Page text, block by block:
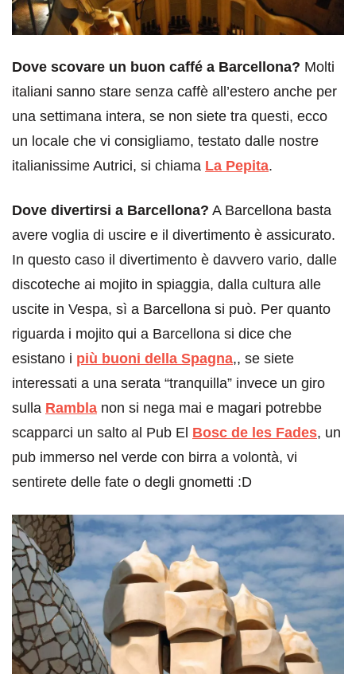
Dove scovare un buon caffé a Barcellona? Molti
italiani sanno stare senza caffè all’estero anche per
una settimana intera, se non siete tra questi, ecco
un locale che vi consigliamo, testato dalle nostre
italianissime Autrici, si chiama La Pepita.
Dove divertirsi a Barcellona? A Barcellona basta
avere voglia di uscire e il divertimento è assicurato.
In questo caso il divertimento è davvero vario, dalle
discoteche ai mojito in spiaggia, dalla cultura alle
uscite in Vespa, sì a Barcellona si può. Per quanto
riguarda i mojito qui a Barcellona si dice che
esistano i più buoni della Spagna,, se siete
interessati a una serata “tranquilla” invece un giro
sulla Rambla non si nega mai e magari potrebbe
scapparci un salto al Pub El Bosc de les Fades, un
pub immerso nel verde con birra a volontà, vi
sentirete delle fate o degli gnometti :D